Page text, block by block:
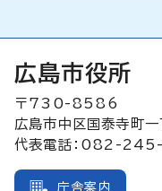
広島市役所
〒730-8586
広島市中区国泰寺町
代表電話：082-
庁舎案内